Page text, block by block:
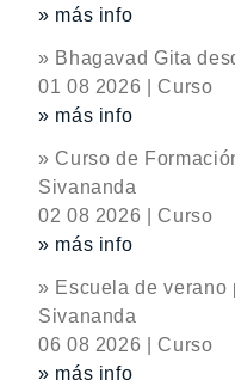
» más info
» Bhagavad Gita
01 08 2026 | Curso
» más info
» Curso de
Sivananda
02 08 2026 | Curso
» más info
» Escuela de verano
Sivananda
06 08 2026 | Curso
» más info